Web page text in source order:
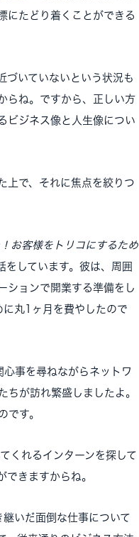
にたどり着くことができる
づいていないという状況も
らね。ですから、正しい方
ビジネス像と人生像につい
上で、それに焦点を絞りつ
お客様をトリコにするため
をしています。彼は、周囲
ションで開業する準備をし
丸1ヶ月を費やしたので
事を尋ねながらネットワ
ちが訪れ繁盛しましたよ。
です。
くれるインターンを探して
きますからね。
いだ面倒な仕事について